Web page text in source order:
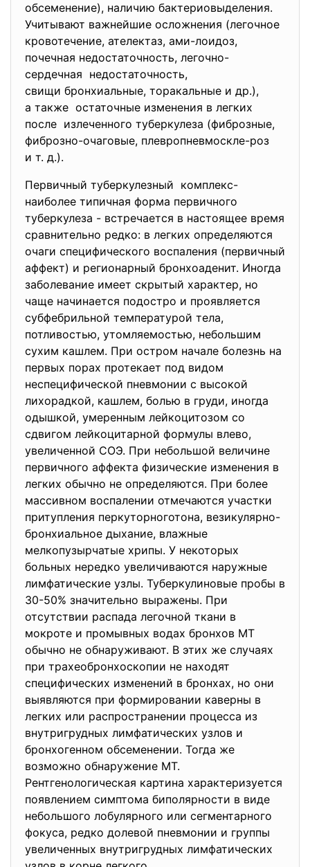
обсеменение), наличию бактериовыделения.
Учитывают важнейшие осложнения (легочное
кровотечение, ателектаз, ами-лоидоз,
почечная недостаточность, легочно-
сердечная недостаточность,
свищи бронхиальные, торакальные и др.),
а также остаточные изменения в легких
после излеченного туберкулеза (фиброзные,
фиброзно-очаговые, плевропневмоскле-роз
и т. д.).
Первичный туберкулезный комплекс-
наиболее типичная форма первичного
туберкулеза - встречается в настоящее время
сравнительно редко: в легких определяются
очаги специфического воспаления (первичный
аффект) и регионарный бронхоаденит. Иногда
заболевание имеет скрытый характер, но
чаще начинается подостро и проявляется
субфебрильной температурой тела,
потливостью, утомляемостью, небольшим
сухим кашлем. При остром начале болезнь на
первых порах протекает под видом
неспецифической пневмонии с высокой
лихорадкой, кашлем, болью в груди, иногда
одышкой, умеренным лейкоцитозом со
сдвигом лейкоцитарной формулы влево,
увеличенной СОЭ. При небольшой величине
первичного аффекта физические изменения в
легких обычно не определяются. При более
массивном воспалении отмечаются участки
притупления перкуторноготона, везикулярно-
бронхиальное дыхание, влажные
мелкопузырчатые хрипы. У некоторых
больных нередко увеличиваются наружные
лимфатические узлы. Туберкулиновые пробы в
30-50% значительно выражены. При
отсутствии распада легочной ткани в
мокроте и промывных водах бронхов МТ
обычно не обнаруживают. В этих же случаях
при трахеобронхоскопии не находят
специфических изменений в бронхах, но они
выявляются при формировании каверны в
легких или распространении процесса из
внутригрудных лимфатических узлов и
бронхогенном обсеменении. Тогда же
возможно обнаружение МТ.
Рентгенологическая картина характеризуется
появлением симптома биполярности в виде
небольшого лобулярного или сегментарного
фокуса, редко долевой пневмонии и группы
увеличенных внутригрудных лимфатических